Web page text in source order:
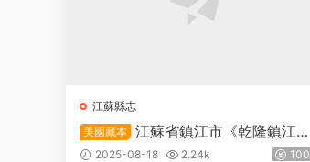
江蘇縣志
美國藏本 江蘇省鎮江市《乾隆鎮江府
志》五十五卷 清高龍光修 清朱霖增
2025-08-18 2.24k 100